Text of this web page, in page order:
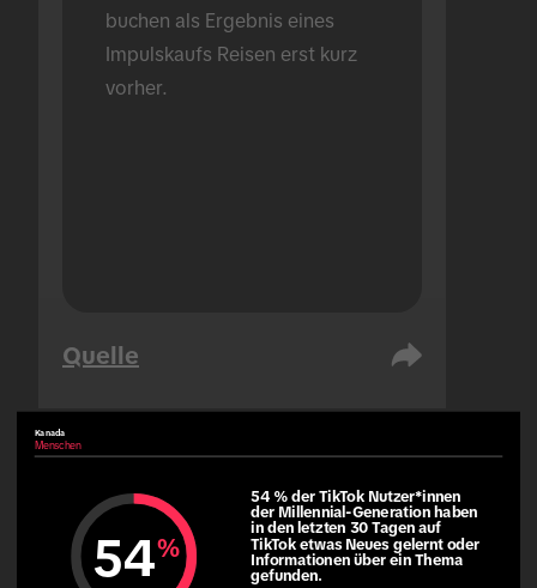
buchen als Ergebnis eines
Impulskaufs Reisen erst kurz
vorher.
Quelle
Menschen
Kanada
Menschen
54%
54 % der TikTok Nutzer*innen
der Millennial-Generation haben
in den letzten 30 Tagen auf
TikTok etwas Neues gelernt oder
Informationen über ein Thema
gefunden.